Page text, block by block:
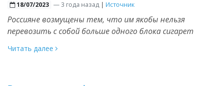
18/07/2023 —3 года назад | Источник
Россияне возмущены тем, что им якобы нельзя
перевозить с собой больше одного блока сигарет
Читать далее